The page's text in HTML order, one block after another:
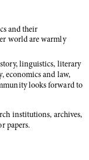
and their
world are warmly
linguistics, literary
economics and law,
looks forward to
institutions, archives,
papers.